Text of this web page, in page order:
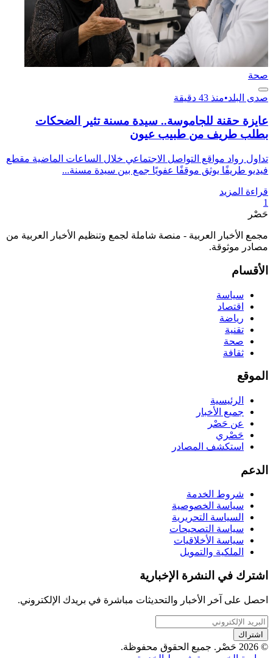
صحة
صدى البلد•منذ 43 دقيقة
عايزة حقنة للجاموسة.. سيدة مسنة تثير الضحكات
بطلب طريف من طبيب عيون
تداول رواد مواقع التواصل الاجتماعي خلال الساعات الماضية مقطع
فيديو طريفًا يوثق موقفًا عفويًا جمع بين سيدة مسنة...
قراءة المزيد
1
حَصْر
مجمع الأخبار العربية - منصة شاملة لجمع وتنظيم الأخبار العربية من
مصادر موثوقة.
الأقسام
سياسة
اقتصاد
رياضة
تقنية
صحة
ثقافة
الموقع
الرئيسية
جميع الأخبار
عن حَصْر
حَصْري
استكشف المصادر
الدعم
شروط الخدمة
سياسة الخصوصية
السياسة التحريرية
سياسة التصحيحات
سياسة الأخلاقيات
الملكية والتمويل
اشترك في النشرة الإخبارية
احصل على آخر الأخبار والتحديثات مباشرة في بريدك الإلكتروني.
اشتراك
© 2026 حَصْر. جميع الحقوق محفوظة.